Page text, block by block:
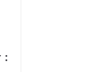
: